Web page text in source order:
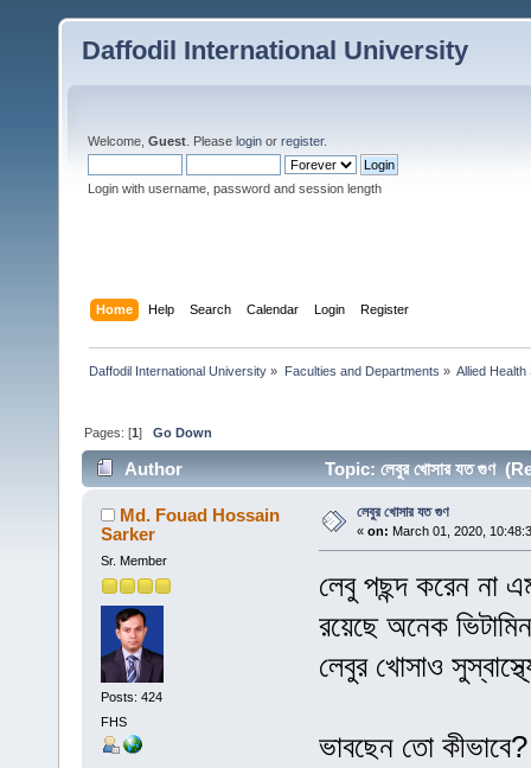
Daffodil International University
Welcome, Guest . Please login or register.
Login with username, password and session length
Home Help Search Calendar Login Register
Daffodil International University » Faculties and Departments » Allied Health
Pages: [1]Go Down
Author Topic: লেবুর খোসার যত গুণ
Md. Fouad Hossain
Sarker
Sr. Member
Posts: 424
FHS
লেবুর খোসার যত গুণ
« on: March 01, 2020,
লেবু পছন্দ করেন না
রয়েছে অনেক
লেবুর খোসাও
ভাবছেন তো